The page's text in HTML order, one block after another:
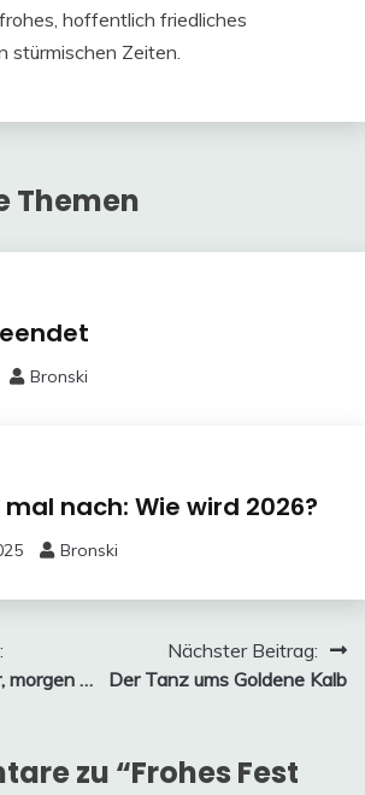
hoffentlich friedliches
stürmischen Zeiten.
Themen
Bronski
nach: Wie wird 2026?
Bronski
morgen …
Nächster Beitrag:
Der Tanz ums Goldene Kalb
zu “Frohes Fest